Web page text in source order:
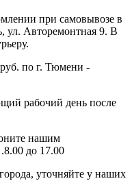
при самовывозе в
ул. Авторемонтная 9. В
по г. Тюмени -
рабочий день после
нашим
до 17.00
уточняйте у наших